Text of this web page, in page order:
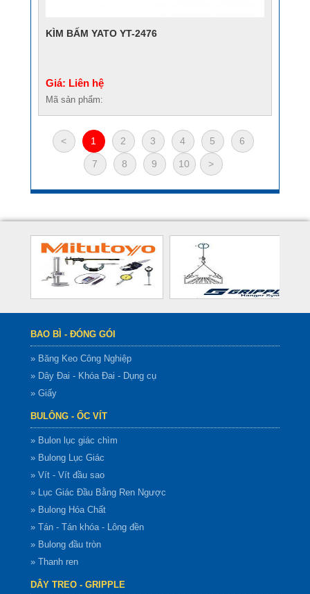
KÌM BẤM YATO YT-2476
Giá: Liên hệ
Mã sản phẩm:
< 1 2 3 4 5 6
7 8 9 10 >
BAO BÌ - ĐÓNG GÓI
» Băng Keo Công Nghiệp
» Dây Đai - Khóa Đai - Dụng cụ
» Giấy
BULÔNG - ỐC VÍT
» Bulon lục giác chìm
» Bulong Lục Giác
» Vít - Vít đầu sao
» Lục Giác Đầu Bằng Ren Ngược
» Bulong Hóa Chất
» Tán - Tán khóa - Lông đền
» Bulong đầu tròn
» Thanh ren
DÂY TREO - GRIPPLE